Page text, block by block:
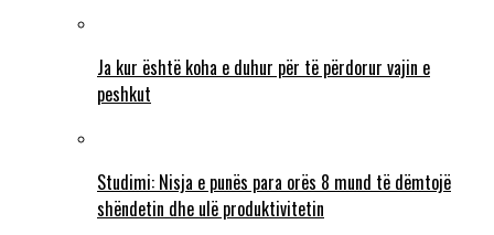
Ja kur është koha e duhur për të përdorur vajin e
peshkut
Studimi: Nisja e punës para orës 8 mund të dëmtojë
shëndetin dhe ulë produktivitetin